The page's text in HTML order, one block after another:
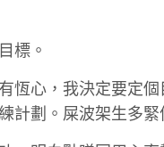
標。
恆心，我決定要定
計劃。屎波架生多